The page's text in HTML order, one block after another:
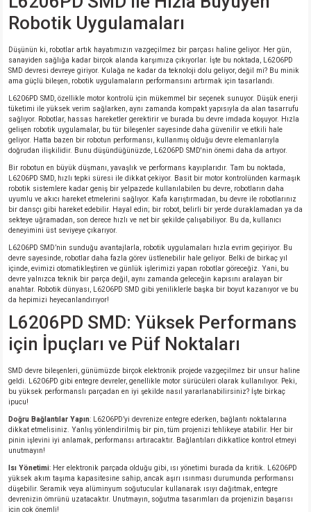
MARKA)
Robotik Uygulamaları
Düşünün ki, robotlar artık hayatımızın vazgeçilmez bir parçası haline geliyor. Her gün,
sanayiden sağlığa kadar birçok alanda karşımıza çıkıyorlar. İşte bu noktada, L6206PD
SMD devresi devreye giriyor. Kulağa ne kadar da teknoloji dolu geliyor, değil mi? Bu minik
ama güçlü bileşen, robotik uygulamaların performansını artırmak için tasarlandı.
L6206PD SMD, özellikle motor kontrolü için mükemmel bir seçenek sunuyor. Düşük enerji
tüketimi ile yüksek verim sağlarken, aynı zamanda kompakt yapısıyla da alan tasarrufu
sağlıyor. Robotlar, hassas hareketler gerektirir ve burada bu devre imdada koşuyor. Hızla
gelişen robotik uygulamalar, bu tür bileşenler sayesinde daha güvenilir ve etkili hale
geliyor. Hatta bazen bir robotun performansı, kullanmış olduğu devre elemanlarıyla
doğrudan ilişkilidir. Bunu düşündüğünüzde, L6206PD SMD'nin önemi daha da artıyor.
Bir robotun en büyük düşmanı, yavaşlık ve performans kayıplarıdır. Tam bu noktada,
L6206PD SMD, hızlı tepki süresi ile dikkat çekiyor. Basit bir motor kontrolünden karmaşık
robotik sistemlere kadar geniş bir yelpazede kullanılabilen bu devre, robotların daha
uyumlu ve akıcı hareket etmelerini sağlıyor. Kafa karıştırmadan, bu devre ile robotlarınız
bir dansçı gibi hareket edebilir. Hayal edin; bir robot, belirli bir yerde duraklamadan ya da
sekteye uğramadan, son derece hızlı ve net bir şekilde çalışabiliyor. Bu da, kullanıcı
deneyimini üst seviyeye çıkarıyor.
L6206PD SMD’nin sunduğu avantajlarla, robotik uygulamaları hızla evrim geçiriyor. Bu
devre sayesinde, robotlar daha fazla görev üstlenebilir hale geliyor. Belki de birkaç yıl
içinde, evimizi otomatikleştiren ve günlük işlerimizi yapan robotlar göreceğiz. Yani, bu
devre yalnızca teknik bir parça değil, aynı zamanda geleceğin kapısını aralayan bir
anahtar. Robotik dünyası, L6206PD SMD gibi yeniliklerle başka bir boyut kazanıyor ve bu
da hepimizi heyecanlandırıyor!
L6206PD SMD: Yüksek Performans
için İpuçları ve Püf Noktaları
SMD devre bileşenleri, günümüzde birçok elektronik projede vazgeçilmez bir unsur haline
geldi. L6206PD gibi entegre devreler, genellikle motor sürücüleri olarak kullanılıyor. Peki,
bu yüksek performanslı parçadan en iyi şekilde nasıl yararlanabilirsiniz? İşte birkaç
ipucu!
Doğru Bağlantılar Yapın: L6206PD’yi devrenize entegre ederken, bağlantı noktalarına
dikkat etmelisiniz. Yanlış yönlendirilmiş bir pin, tüm projenizi tehlikeye atabilir. Her bir
pinin işlevini iyi anlamak, performansı artıracaktır. Bağlantıları dikkatlice kontrol etmeyi
unutmayın!
Isı Yönetimi: Her elektronik parçada olduğu gibi, ısı yönetimi burada da kritik. L6206PD
yüksek akım taşıma kapasitesine sahip, ancak aşırı ısınması durumunda performansı
düşebilir. Seramik veya alüminyum soğutucular kullanarak ısıyı dağıtmak, entegre
devrenizin ömrünü uzatacaktır. Unutmayın, soğutma tasarımları da projenizin başarısı
için çok önemli!